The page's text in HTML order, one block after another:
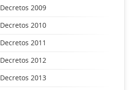
Decretos 2009
Decretos 2010
Decretos 2011
Decretos 2012
Decretos 2013